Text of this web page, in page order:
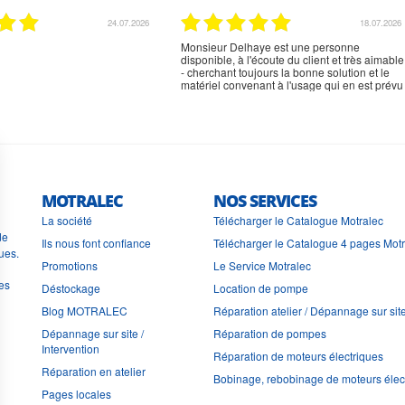
02.07.2026 02.07.2026
rien à signaler, très content
MOTRALEC
La société
Ils nous font confiance
Promotions
Déstockage
Blog MOTRALEC
Dépannage sur site /
Intervention
Réparation en atelier
Pages locales
NOS SERVICES
Télécharger le Catalogue Motralec
Télécharger le Catalogue 4 pages
Le Service Motralec
Location de pompe
Réparation atelier / Dépannage sur
Réparation de pompes
Réparation de moteurs électriques
Bobinage, rebobinage de moteurs